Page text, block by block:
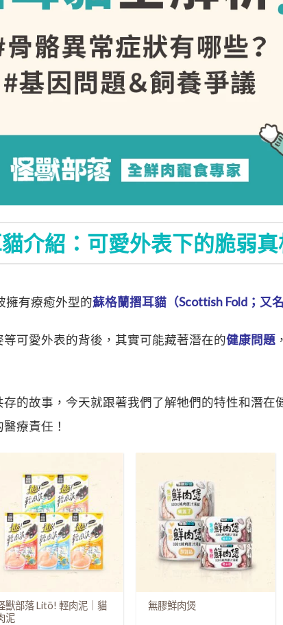
介紹：可愛外表下的脆弱
擁有療癒外型的蘇格蘭摺耳貓（Scottish Fold；又
可愛外表的背後，其實可能藏著潛在的健康問題
的故事，今天就跟著我們了解牠們的特性和潛在
療責任！
獸部落 Litö! 輕肉泥｜貓
泥
無膠鮮肉煲